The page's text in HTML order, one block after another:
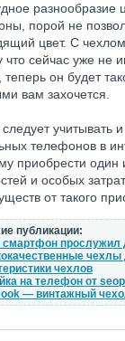
разнообразие
порой не
цвет. С
что сейчас уже не
он будет
вам захочется.
учитывать
телефонов в
приобрести один
и особых
от такого
публикации:
прослужил
чехлы
чехлов
на телефон от
— винтажный